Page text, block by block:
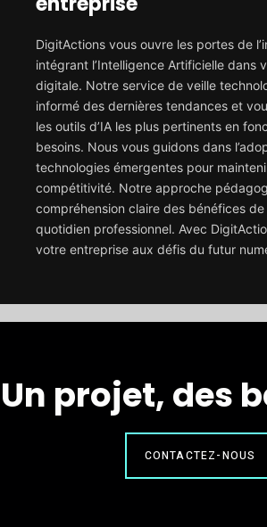
DigitActions vous ouvre les portes de
intégrant l’Intelligence Artificielle dans
digitale. Notre service de veille
informé des dernières tendances et
les outils d’IA les plus pertinents en
besoins. Nous vous guidons dans
technologies émergentes pour
compétitivité. Notre approche
compréhension claire des bénéfices de
quotidien professionnel. Avec
votre entreprise aux défis du futur
Un projet, des
CONTACTEZ-NOUS